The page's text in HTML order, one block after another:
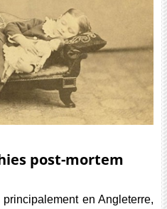
post-mortem
en Angleterre,